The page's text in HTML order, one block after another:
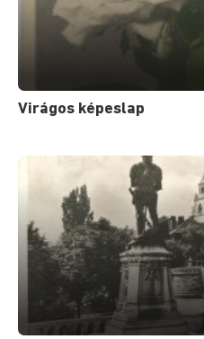
Virágos képeslap